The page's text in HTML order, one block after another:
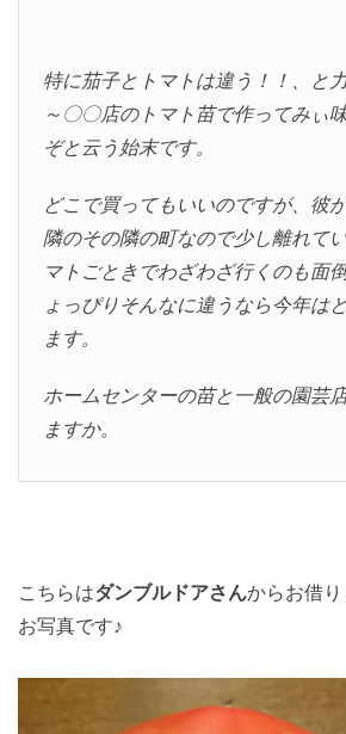
特に茄子とトマトは違う！！、と
～〇〇店のトマト苗で作ってみぃ
ぞと云う始末です。
どこで買ってもいいのですが、彼
隣のその隣の町なので少し離れて
マトごときでわざわざ行くのも面
ょっぴりそんなに違うなら今年は
ます。
ホームセンターの苗と一般の園芸
ますか。
こちらはダンブルドアさんからお借
お写真です♪